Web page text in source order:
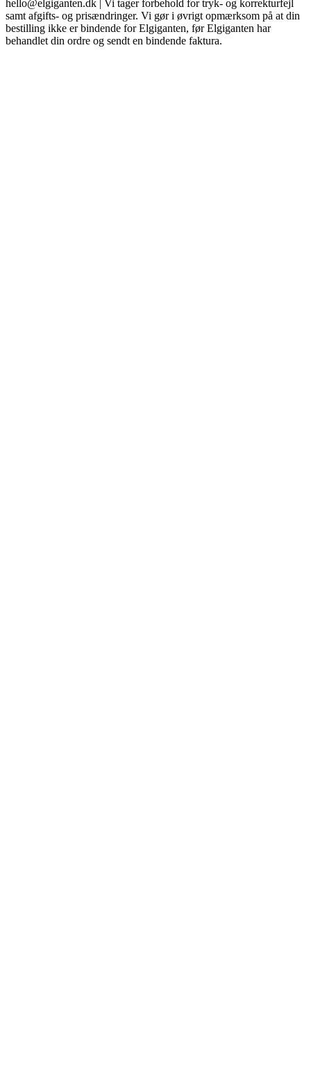
hello@elgiganten.dk | Vi tager forbehold for tryk- og korrekturfejl
samt afgifts- og prisændringer. Vi gør i øvrigt opmærksom på at din
bestilling ikke er bindende for Elgiganten, før Elgiganten har
behandlet din ordre og sendt en bindende faktura.